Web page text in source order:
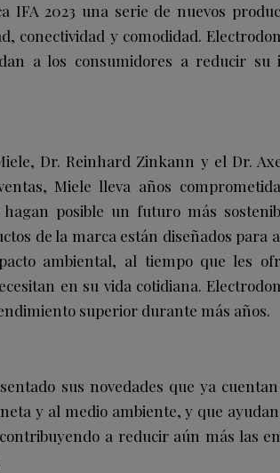
IFA 2023 una serie de nuevos
conectividad y comodidad.
a los consumidores a reducir su
Dr. Reinhard Zinkann y el Dr.
Miele lleva años
posible un futuro más
de la marca están diseñados para
ambiental, al tiempo que les
en su vida cotidiana.
superior durante más años.
sus novedades que ya
y al medio ambiente, y que
a reducir aún más las